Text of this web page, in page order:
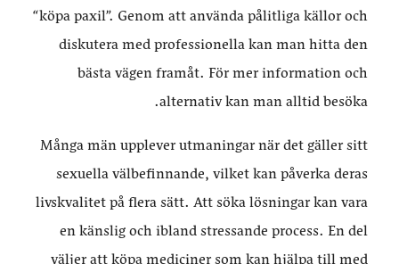
“köpa paxil”. Genom att använda pålitliga källor och
diskutera med professionella kan man hitta den
bästa vägen framåt. För mer information och
alternativ kan man alltid besöka.
Många män upplever utmaningar när det gäller sitt
sexuella välbefinnande, vilket kan påverka deras
livskvalitet på flera sätt. Att söka lösningar kan vara
en känslig och ibland stressande process. En del